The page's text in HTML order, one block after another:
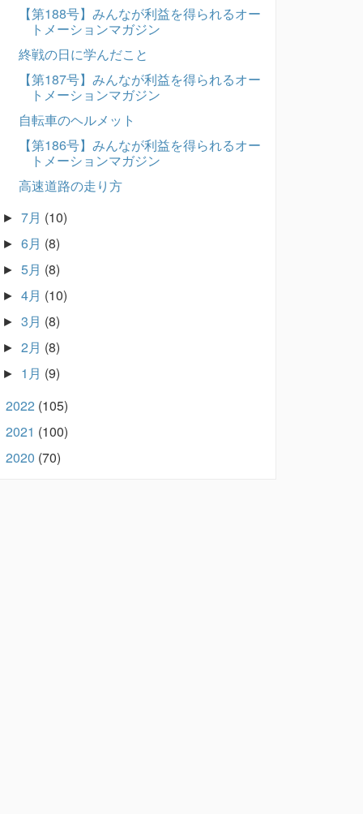
【第188号】みんなが利益を得られるオー
トメーションマガジン
終戦の日に学んだこと
【第187号】みんなが利益を得られるオー
トメーションマガジン
自転車のヘルメット
【第186号】みんなが利益を得られるオー
トメーションマガジン
高速道路の走り方
► 7月 (10)
► 6月 (8)
► 5月 (8)
► 4月 (10)
► 3月 (8)
► 2月 (8)
► 1月 (9)
2022 (105)
2021 (100)
2020 (70)